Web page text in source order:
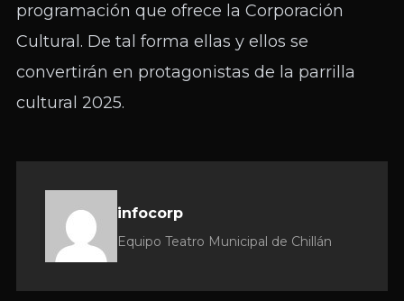
programación que ofrece la Corporación
Cultural. De tal forma ellas y ellos se
convertirán en protagonistas de la parrilla
cultural 2025.
infocorp
Equipo Teatro Municipal de Chillán